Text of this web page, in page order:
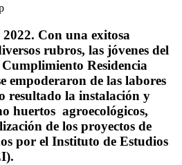
Con una exitosa
rubros, las jóvenes del
Residencia
empoderaron de las labores
resultado la instalación y
huertos agroecológicos,
de los proyectos de
por el Instituto de Estudios